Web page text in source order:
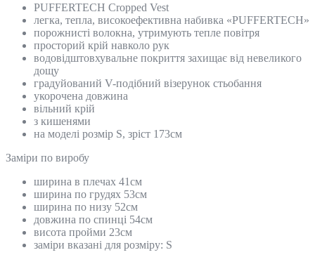
PUFFERTECH Cropped Vest
легка, тепла, високоефективна набивка «PUFFERTECH»
порожнисті волокна, утримують тепле повітря
просторий крій навколо рук
водовідштовхувальне покриття захищає від невеликого
дощу
градуйований V-подібний візерунок стьобання
укорочена довжина
вільний крій
з кишенями
на моделі розмір S, зріст 173см
Замiри по виробу
ширина в плечах 41см
ширина по грудях 53см
ширина по низу 52см
довжина по спинці 54см
висота пройми 23см
заміри вказані для розміру: S